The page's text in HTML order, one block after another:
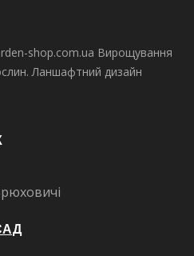
shop.com.ua Вирощування
Ланшафтний дизайн